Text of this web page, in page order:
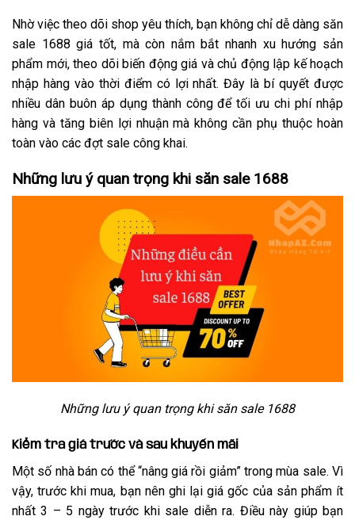
Nhờ việc theo dõi shop yêu thích, bạn không chỉ dễ dàng săn
sale 1688 giá tốt, mà còn nắm bắt nhanh xu hướng sản
phẩm mới, theo dõi biến động giá và chủ động lập kế hoạch
nhập hàng vào thời điểm có lợi nhất. Đây là bí quyết được
nhiều dân buôn áp dụng thành công để tối ưu chi phí nhập
hàng và tăng biên lợi nhuận mà không cần phụ thuộc hoàn
toàn vào các đợt sale công khai.
Những lưu ý quan trọng khi săn sale 1688
Những lưu ý quan trọng khi săn sale 1688
Kiểm tra giá trước và sau khuyến mãi
Một số nhà bán có thể “nâng giá rồi giảm” trong mùa sale. Vì
vậy, trước khi mua, bạn nên ghi lại giá gốc của sản phẩm ít
nhất 3 – 5 ngày trước khi sale diễn ra. Điều này giúp bạn